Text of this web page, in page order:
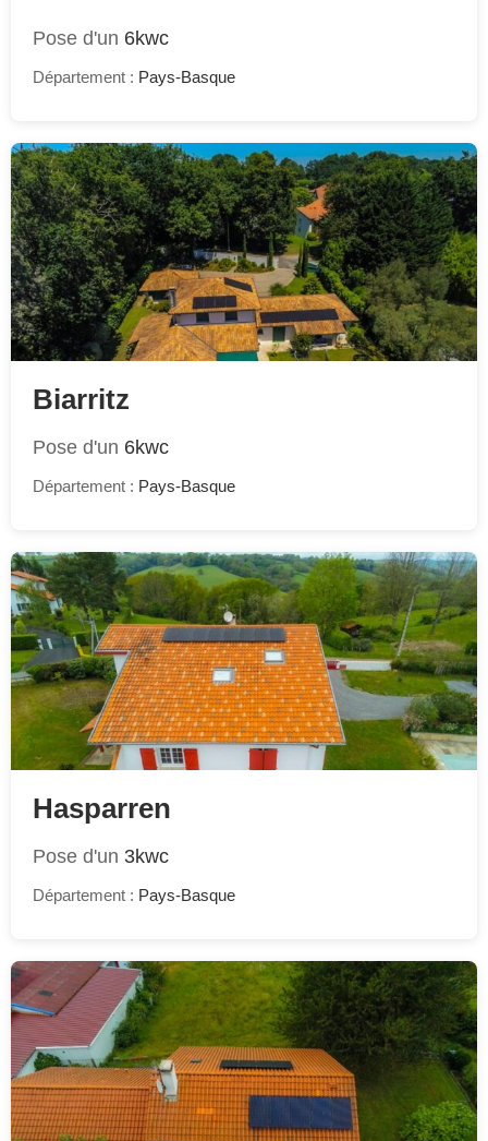
Pose d'un 6kwc
Département : Pays-Basque
Biarritz
Pose d'un 6kwc
Département : Pays-Basque
Hasparren
Pose d'un 3kwc
Département : Pays-Basque